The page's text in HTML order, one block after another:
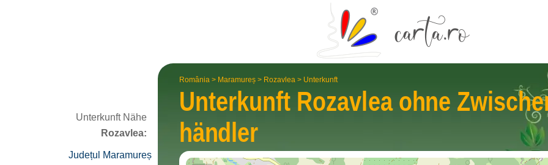
România > Maramureș > Rozavlea > Unterkunft
Unterkunft Rozavlea ohne
händler
Unterkunft Nähe
Rozavlea:
Județul Maramureș